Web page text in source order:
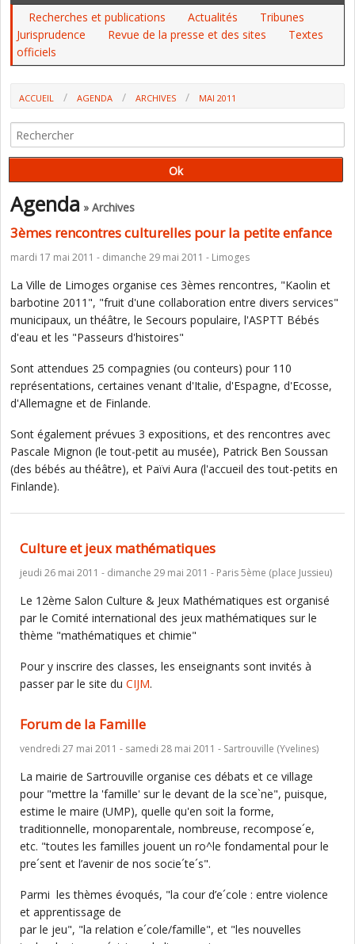
Recherches et publications Actualités
Tribunes
Jurisprudence
Revue de la presse et des sites
Textes
officiels
ACCUEIL AGENDA ARCHIVES MAI 2011
Agenda » Archives
3èmes rencontres culturelles pour la petite enfance
mardi 17 mai 2011 - dimanche 29 mai 2011 - Limoges
La Ville de Limoges organise ces 3èmes rencontres, "Kaolin et
barbotine 2011", "fruit d'une collaboration entre divers services"
municipaux, un théâtre, le Secours populaire, l'ASPTT Bébés
d'eau et les "Passeurs d'histoires"
Sont attendues 25 compagnies (ou conteurs) pour 110
représentations, certaines venant d'Italie, d'Espagne, d'Ecosse,
d'Allemagne et de Finlande.
Sont également prévues 3 expositions, et des rencontres avec
Pascale Mignon (le tout-petit au musée), Patrick Ben Soussan
(des bébés au théâtre), et Païvi Aura (l'accueil des tout-petits en
Finlande).
Culture et jeux mathématiques
jeudi 26 mai 2011 - dimanche 29 mai 2011 - Paris 5ème (place Jussieu)
Le 12ème Salon Culture & Jeux Mathématiques est organisé
par le Comité international des jeux mathématiques sur le
thème "mathématiques et chimie"
Pour y inscrire des classes, les enseignants sont invités à
passer par le site du CIJM.
Forum de la Famille
vendredi 27 mai 2011 - samedi 28 mai 2011 - Sartrouville (Yvelines)
La mairie de Sartrouville organise ces débats et ce village
pour "mettre la 'famille' sur le devant de la sce`ne", puisque,
estime le maire (UMP), quelle qu'en soit la forme,
traditionnelle, monoparentale, nombreuse, recompose´e,
etc. "toutes les familles jouent un ro^le fondamental pour le
pre´sent et l’avenir de nos socie´te´s".
Parmi les thèmes évoqués, "la cour d’e´cole : entre violence
et apprentissage de
par le jeu", "la relation e´cole/famille", et "les nouvelles